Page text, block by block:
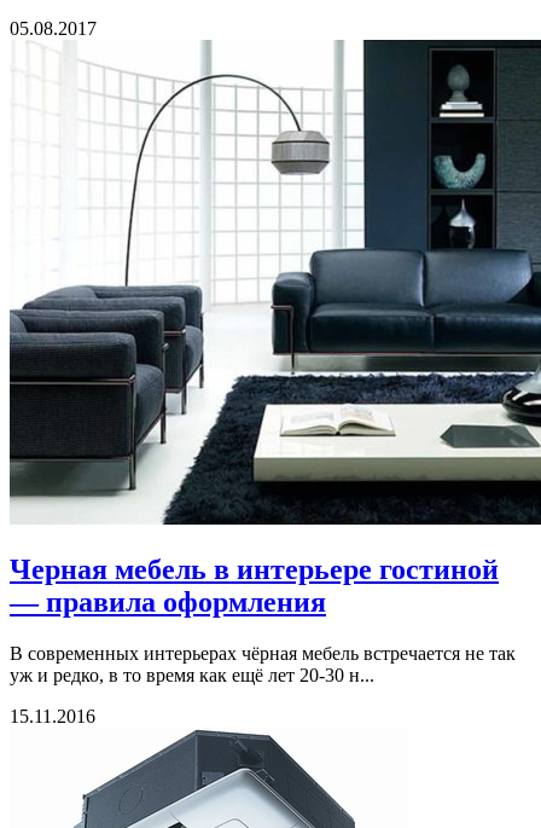
05.08.2017
Черная мебель в интерьере гостиной
— правила оформления
В современных интерьерах чёрная мебель встречается не так
уж и редко, в то время как ещё лет 20-30 н...
15.11.2016